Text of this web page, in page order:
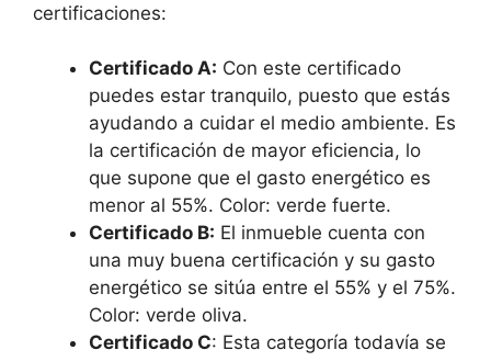
certificaciones:
Certificado A: Con este certificado
puedes estar tranquilo, puesto que estás
ayudando a cuidar el medio ambiente. Es
la certificación de mayor eficiencia, lo
que supone que el gasto energético es
menor al 55%. Color: verde fuerte.
Certificado B: El inmueble cuenta con
una muy buena certificación y su gasto
energético se sitúa entre el 55% y el 75%.
Color: verde oliva.
Certificado C: Esta categoría todavía se